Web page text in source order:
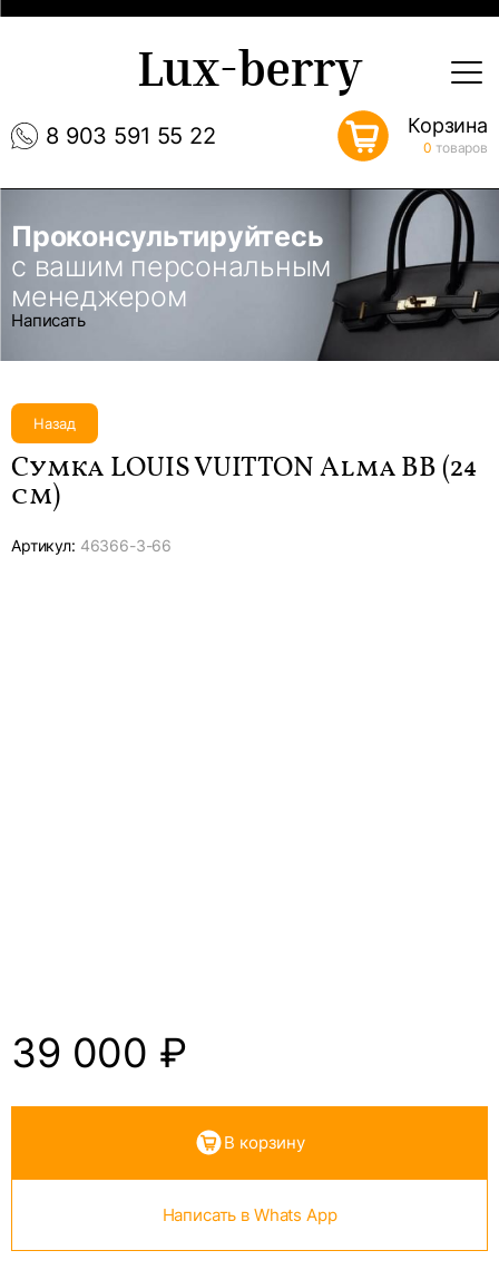
8 903 591 55 22
Lux-berry
Корзина
0 товаров
Проконсультируйтесь
с вашим персональным
менеджером
Написать
Назад
Сумка LOUIS VUITTON Alma BB (24
см)
Артикул: 46366-3-66
39 000 ₽
В корзину
Написать в Whats App